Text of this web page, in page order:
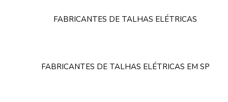
FABRICANTES DE TALHAS ELÉTRICAS
FABRICANTES DE TALHAS ELÉTRICAS EM SP